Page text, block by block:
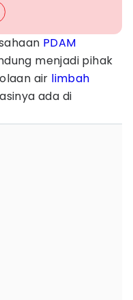
PDAM
menjadi pihak
air limbah
ada di